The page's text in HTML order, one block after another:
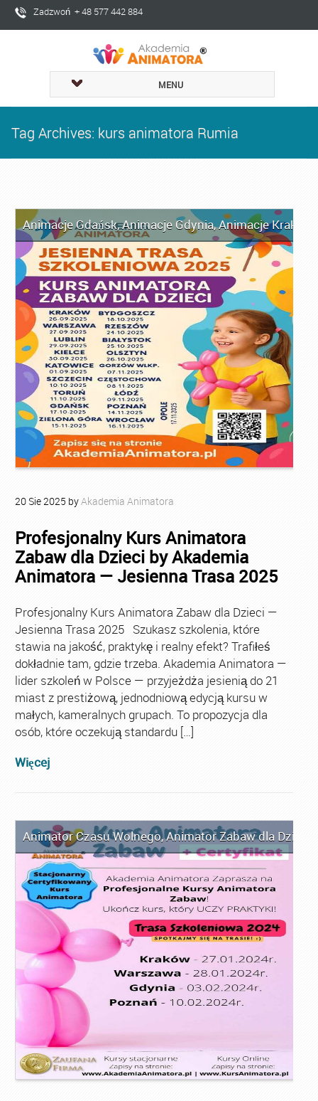
Zadzwoń + 48 577 442 884
MENU
Tag Archives: kurs animatora Rumia
Animacje Gdańsk,Animacje Gdynia,Animacje Kraków
20 Sie2025 byAkademia Animatora
Profesjonalny Kurs Animatora
Zabaw dla Dzieci by Akademia
Animatora — Jesienna Trasa 2025
Profesjonalny Kurs Animatora Zabaw dla Dzieci —
Jesienna Trasa 2025 Szukasz szkolenia, które
stawia na jakość, praktykę i realny efekt? Trafiłeś
dokładnie tam, gdzie trzeba. Akademia Animatora —
lider szkoleń w Polsce — przyjeżdża jesienią do 21
miast z prestiżową, jednodniową edycją kursu w
małych, kameralnych grupach. To propozycja dla
osób, które oczekują standardu […]
Więcej
Animator Czasu Wolnego,Animator Zabaw dla Dzieci